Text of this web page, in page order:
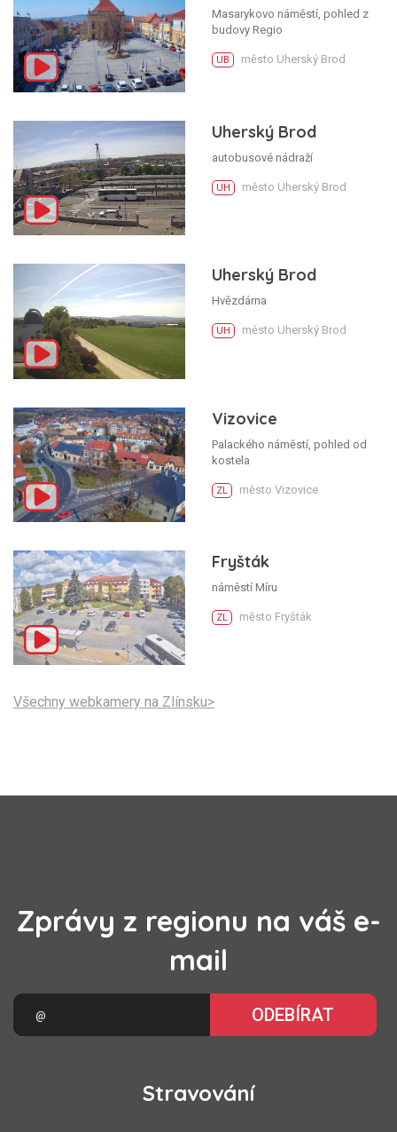
Masarykovo náměstí, pohled z
budovy Regio
UB město Uherský Brod
Uherský Brod
autobusové nádraží
UH město Uherský Brod
Uherský Brod
Hvězdárna
UH město Uherský Brod
Vizovice
Palackého náměstí, pohled od
kostela
ZL město Vizovice
Fryšták
náměstí Míru
ZL město Fryšták
Všechny webkamery na Zlínsku>
Zprávy z regionu na váš e-
mail
ODEBÍRAT
Stravování